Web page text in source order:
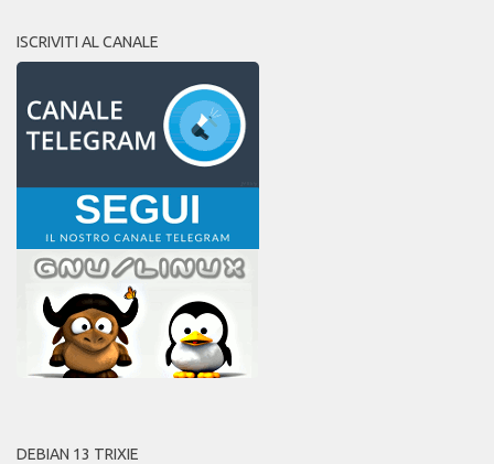
ISCRIVITI AL CANALE
DEBIAN 13 TRIXIE